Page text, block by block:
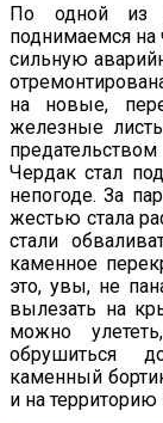
По одной из
поднимаемся
сильную
на новые,
железные
Чердак стал
непогоде. За
жестью стала
стали
каменное
это, увы, не
вылезать на
можно
обрушиться
каменный
и на